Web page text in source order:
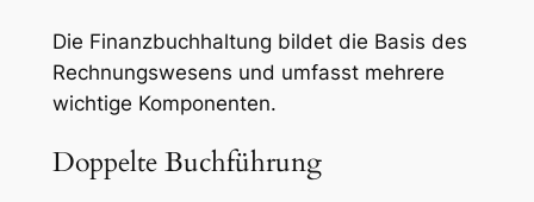
Die Finanzbuchhaltung bildet die Basis des
Rechnungswesens und umfasst mehrere
wichtige Komponenten.
Doppelte Buchführung